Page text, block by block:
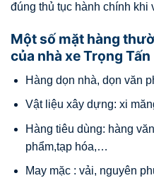
đúng thủ tục hành chính khi
Một số mặt hàng
của nhà xe Trọng Tấn
Hàng dọn nhà, dọn văn
Vật liệu xây dựng: xi
Hàng tiêu dùng: hàng
phẩm,tạp hóa,…
May mặc : vải, nguyên